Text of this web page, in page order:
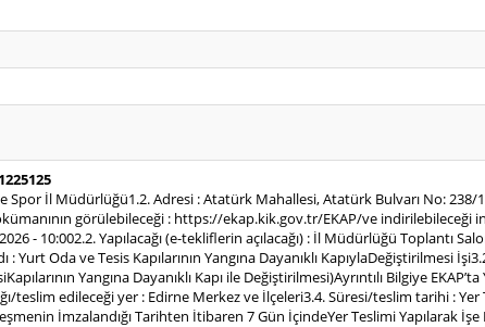
Spor İl Müdürlüğü1.2. Adresi : Atatürk Mahallesi, Atatürk Bulvarı No:
görülebileceği : https://ekap.kik.gov.tr/EKAP/ve indirilebileceği
- 10:002.2. Yapılacağı (e-tekliflerin açılacağı) : İl Müdürlüğü Toplantı
: Yurt Oda ve Tesis Kapılarının Yangına Dayanıklı KapıylaDeğiştirilmesi
Yangına Dayanıklı Kapı ile Değiştirilmesi)Ayrıntılı Bilgiye
teslim edileceği yer : Edirne Merkez ve İlçeleri3.4. Süresi/teslim tarihi :
İmzalandığı Tarihten İtibaren 7 Gün İçindeYer Teslimi Yapılarak İşe